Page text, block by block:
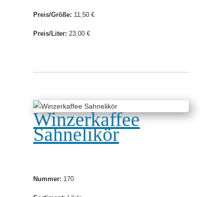
Preis/Größe: 11,50 €
Preis/Liter: 23,00 €
Winzerkaffee
Sahnelikör
Nummer: 170